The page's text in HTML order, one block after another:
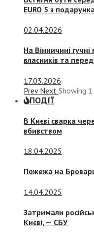
EURO 5 з
02.04.2026
На Вінничині
власників та
17.03.2026
Prev Next Showing 1
ПОДІЇ
В Києві сварка
вбивством
18.04.2025
Пожежа на
14.04.2025
Затримали
Києві, — СБУ